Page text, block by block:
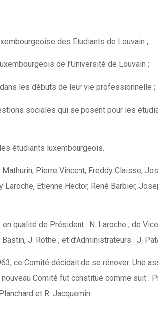
des Etudiants de Louvain ;
de l’Université de Louvain ;
les débuts de leur vie professionnelle ;
sociales qui se posent pour les
étudiants luxembourgeois.
Pierre Vincent, Freddy Claisse,
Etienne Hector, René Barbier,
qualité de Président : N. Laroche ; de
J. Rothe ; et d’Administrateurs : J.
ce Comité décidait de se rénover. Une
nouveau Comité fut constitué comme suit
et R. Jacquemin.